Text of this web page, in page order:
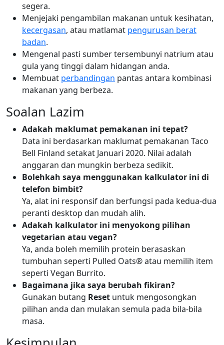
segera.
Menjejaki pengambilan makanan untuk kesihatan,
kecergasan, atau matlamat pengurusan berat
badan.
Mengenal pasti sumber tersembunyi natrium atau
gula yang tinggi dalam hidangan anda.
Membuat perbandingan pantas antara kombinasi
makanan yang berbeza.
Soalan Lazim
Adakah maklumat pemakanan ini tepat?
Data ini berdasarkan maklumat pemakanan Taco
Bell Finland setakat Januari 2020. Nilai adalah
anggaran dan mungkin berbeza sedikit.
Bolehkah saya menggunakan kalkulator ini di
telefon bimbit?
Ya, alat ini responsif dan berfungsi pada kedua-dua
peranti desktop dan mudah alih.
Adakah kalkulator ini menyokong pilihan
vegetarian atau vegan?
Ya, anda boleh memilih protein berasaskan
tumbuhan seperti Pulled Oats® atau memilih item
seperti Vegan Burrito.
Bagaimana jika saya berubah fikiran?
Gunakan butang Reset untuk mengosongkan
pilihan anda dan mulakan semula pada bila-bila
masa.